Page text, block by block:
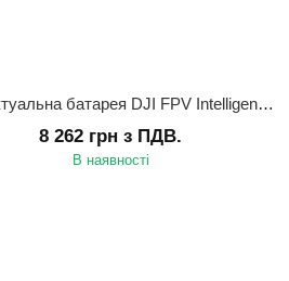
Інтелектуальна батарея DJI FPV Intelligent Flight Battery
8 262 грн з ПДВ.
В наявності